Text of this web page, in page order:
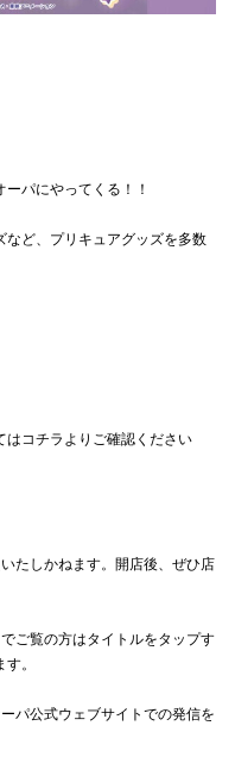
パにやってくる！！
ど、プリキュアグッズを多数
コチラよりご確認ください
たしかねます。開店後、ぜひ店
ご覧の方はタイトルをタップす
。
パ公式ウェブサイトでの発信を
公式SNS
利用規約
三宮オ